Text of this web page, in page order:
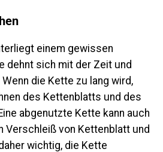
einem gewissen
dehnt sich mit der Zeit und
die Kette zu lang wird,
des Kettenblatts und des
abgenutzte Kette kann auch
Verschleiß von Kettenblatt und
wichtig, die Kette